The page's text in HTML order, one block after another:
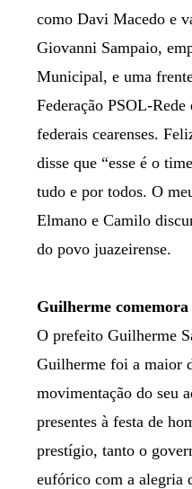
como Davi Macedo e
Giovanni Sampaio,
Municipal, e uma
Federação PSOL-
federais cearenses.
disse que “esse é o
tudo e por todos. O
Elmano e Camilo
do povo juazeirense.
Guilherme
O prefeito Guilherme
Guilherme foi a maior
movimentação do seu
presentes à festa de
prestígio, tanto o
eufórico com a alegria